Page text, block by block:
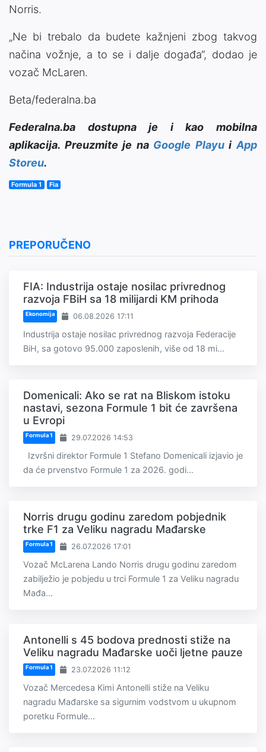
Norris.
„Ne bi trebalo da budete kažnjeni zbog takvog
načina vožnje, a to se i dalje događa“, dodao je
vozač McLaren.
Beta/federalna.ba
Federalna.ba dostupna je i kao mobilna
aplikacija. Preuzmite je na Google PlayuiApp
Storeu.
Formula 1 Fia
PREPORUČENO
FIA: Industrija ostaje nosilac privrednog
razvoja FBiH sa 18 milijardi KM prihoda
Ekonomija 06.08.2026 17:11
Industrija ostaje nosilac privrednog razvoja Federacije
BiH, sa gotovo 95.000 zaposlenih, više od 18 mi...
Domenicali: Ako se rat na Bliskom istoku
nastavi, sezona Formule 1 bit će završena
u Evropi
Formula 1 29.07.2026 14:53
Izvršni direktor Formule 1 Stefano Domenicali izjavio je
da će prvenstvo Formule 1 za 2026. godi...
Norris drugu godinu zaredom pobjednik
trke F1 za Veliku nagradu Mađarske
Formula 1 26.07.2026 17:01
Vozač McLarena Lando Norris drugu godinu zaredom
zabilježio je pobjedu u trci Formule 1 za Veliku nagradu
Mađa...
Antonelli s 45 bodova prednosti stiže na
Veliku nagradu Mađarske uoči ljetne pauze
Formula 1 23.07.2026 11:12
Vozač Mercedesa Kimi Antonelli stiže na Veliku
nagradu Mađarske sa sigurnim vodstvom u ukupnom
poretku Formule...